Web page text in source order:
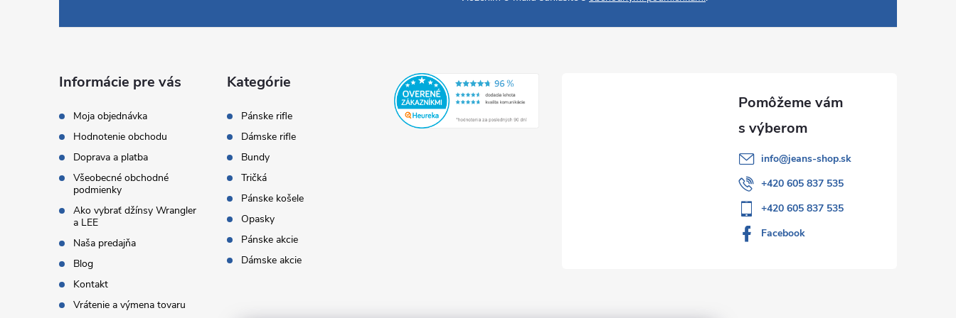
Informácie pre vás
Moja objednávka
Hodnotenie obchodu
Doprava a platba
Všeobecné obchodné
podmienky
Ako vybrať džínsy Wrangler
a LEE
Naša predajňa
Blog
Kontakt
Vrátenie a výmena tovaru
Kategórie
Pánske rifle
Dámske rifle
Bundy
Tričká
Pánske košele
Opasky
Pánske akcie
Dámske akcie
info@jeans-shop.sk
+420 605 837 535
+420 605 837 535
Facebook